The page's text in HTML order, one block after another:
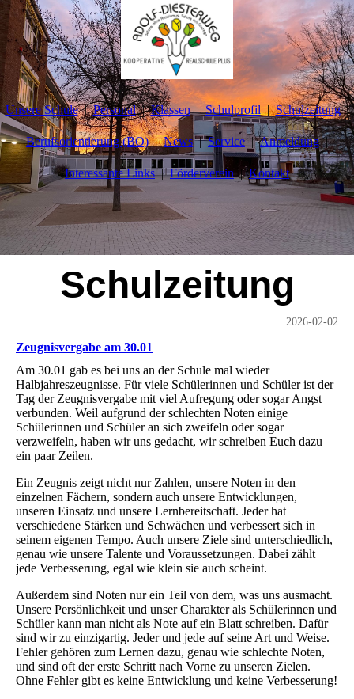
Unsere Schule Personal Klassen Schulprofil Schulzeitung
Berufsorientierung (BO) News Service Anmeldung
Interessante Links Förderverein Kontakt
Schulzeitung
2026-02-02
Zeugnisvergabe am 30.01
Am 30.01 gab es bei uns an der Schule mal wieder
Halbjahreszeugnisse. Für viele Schülerinnen und Schüler ist der
Tag der Zeugnisvergabe mit viel Aufregung oder sogar Angst
verbunden. Weil aufgrund der schlechten Noten einige
Schülerinnen und Schüler an sich zweifeln oder sogar
verzweifeln, haben wir uns gedacht, wir schreiben Euch dazu
ein paar Zeilen.
Ein Zeugnis zeigt nicht nur Zahlen, unsere Noten in den
einzelnen Fächern, sondern auch unsere Entwicklungen,
unseren Einsatz und unsere Lernbereitschaft. Jeder hat
verschiedene Stärken und Schwächen und verbessert sich in
seinem eigenen Tempo. Auch unsere Ziele sind unterschiedlich,
genau wie unsere Talente und Voraussetzungen. Dabei zählt
jede Verbesserung, egal wie klein sie auch scheint.
Außerdem sind Noten nur ein Teil von dem, was uns ausmacht.
Unsere Persönlichkeit und unser Charakter als Schülerinnen und
Schüler kann man nicht als Note auf ein Blatt schreiben. Dafür
sind wir zu einzigartig. Jeder und jede auf seine Art und Weise.
Fehler gehören zum Lernen dazu, genau wie schlechte Noten,
und sind oft der erste Schritt nach Vorne zu unseren Zielen.
Ohne Fehler gibt es keine Entwicklung und keine Verbesserung!